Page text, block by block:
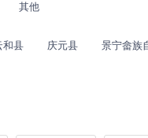
其他
和县 庆元县 景宁畲族